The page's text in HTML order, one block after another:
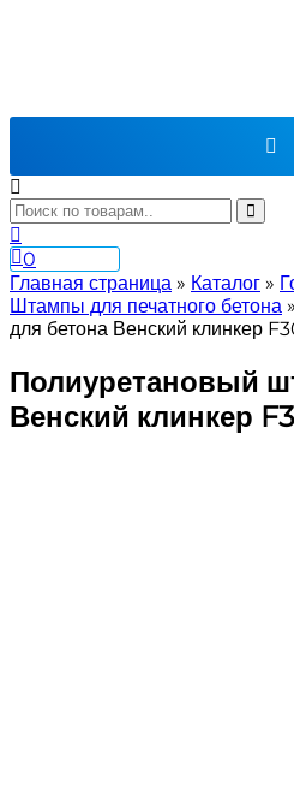
0
Главная страница » Каталог »
Штампы для печатного бетона »
для бетона Венский клинкер
Полиуретановый
Венский клинкер